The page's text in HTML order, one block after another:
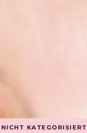
NICHT KATEGORISIERT